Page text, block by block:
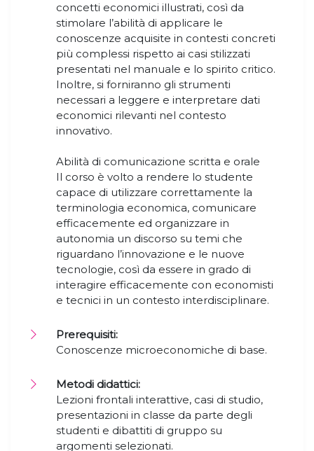
concetti economici illustrati, così da
stimolare l’abilità di applicare le
conoscenze acquisite in contesti concreti
più complessi rispetto ai casi stilizzati
presentati nel manuale e lo spirito critico.
Inoltre, si forniranno gli strumenti
necessari a leggere e interpretare dati
economici rilevanti nel contesto
innovativo.
Abilità di comunicazione scritta e orale
Il corso è volto a rendere lo studente
capace di utilizzare correttamente la
terminologia economica, comunicare
efficacemente ed organizzare in
autonomia un discorso su temi che
riguardano l’innovazione e le nuove
tecnologie, così da essere in grado di
interagire efficacemente con economisti
e tecnici in un contesto interdisciplinare.
Prerequisiti:
Conoscenze microeconomiche di base.
Metodi didattici:
Lezioni frontali interattive, casi di studio,
presentazioni in classe da parte degli
studenti e dibattiti di gruppo su
argomenti selezionati.